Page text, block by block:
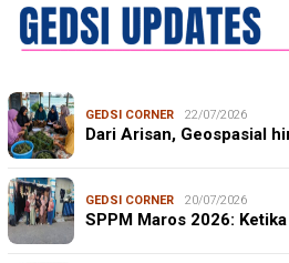
GEDSI CORNER 22/07/2026
Dari Arisan, Geospasial
GEDSI CORNER 20/07/2026
SPPM Maros 2026: